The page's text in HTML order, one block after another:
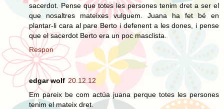
sacerdot. Pense que totes les persones tenim dret a ser el
que nosaltres mateixes vulguem. Juana ha fet bé en
plantar-li cara al pare Berto i defenent a les dones, i pense
que el sacerdot Berto era un poc masclista.
Respon
edgar wolf 20.12.12
Em pareix be com actúa juana perque totes les persones
tenim el mateix dret.